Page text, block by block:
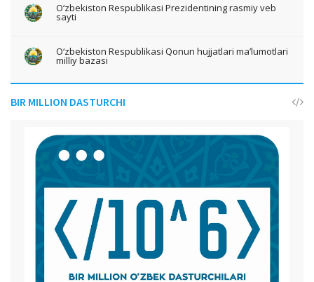
O‘zbekiston Respublikasi Prezidentining rasmiy veb
sayti
O‘zbekiston Respublikasi Qonun hujjatlari ma’lumotlari
milliy bazasi
BIR MILLION DASTURCHI